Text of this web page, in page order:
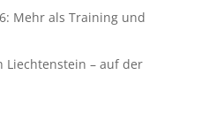
Mehr als Training und
Liechtenstein – auf der